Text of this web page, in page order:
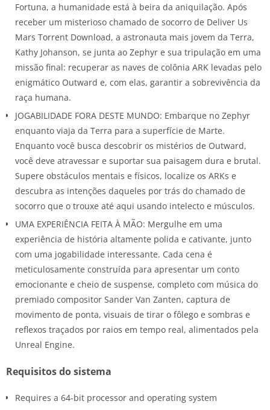
Fortuna, a humanidade está à beira da aniquilação. Após
receber um misterioso chamado de socorro de Deliver Us
Mars Torrent Download, a astronauta mais jovem da Terra,
Kathy Johanson, se junta ao Zephyr e sua tripulação em uma
missão final: recuperar as naves de colônia ARK levadas pelo
enigmático Outward e, com elas, garantir a sobrevivência da
raça humana.
JOGABILIDADE FORA DESTE MUNDO: Embarque no Zephyr
enquanto viaja da Terra para a superfície de Marte.
Enquanto você busca descobrir os mistérios de Outward,
você deve atravessar e suportar sua paisagem dura e brutal.
Supere obstáculos mentais e físicos, localize os ARKs e
descubra as intenções daqueles por trás do chamado de
socorro que o trouxe até aqui usando intelecto e músculos.
UMA EXPERIÊNCIA FEITA À MÃO: Mergulhe em uma
experiência de história altamente polida e cativante, junto
com uma jogabilidade interessante. Cada cena é
meticulosamente construída para apresentar um conto
emocionante e cheio de suspense, completo com música do
premiado compositor Sander Van Zanten, captura de
movimento de ponta, visuais de tirar o fôlego e sombras e
reflexos traçados por raios em tempo real, alimentados pela
Unreal Engine.
Requisitos do sistema
Requires a 64-bit processor and operating system